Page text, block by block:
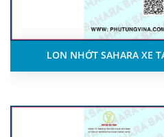
LON NHỚT SAHARA XE